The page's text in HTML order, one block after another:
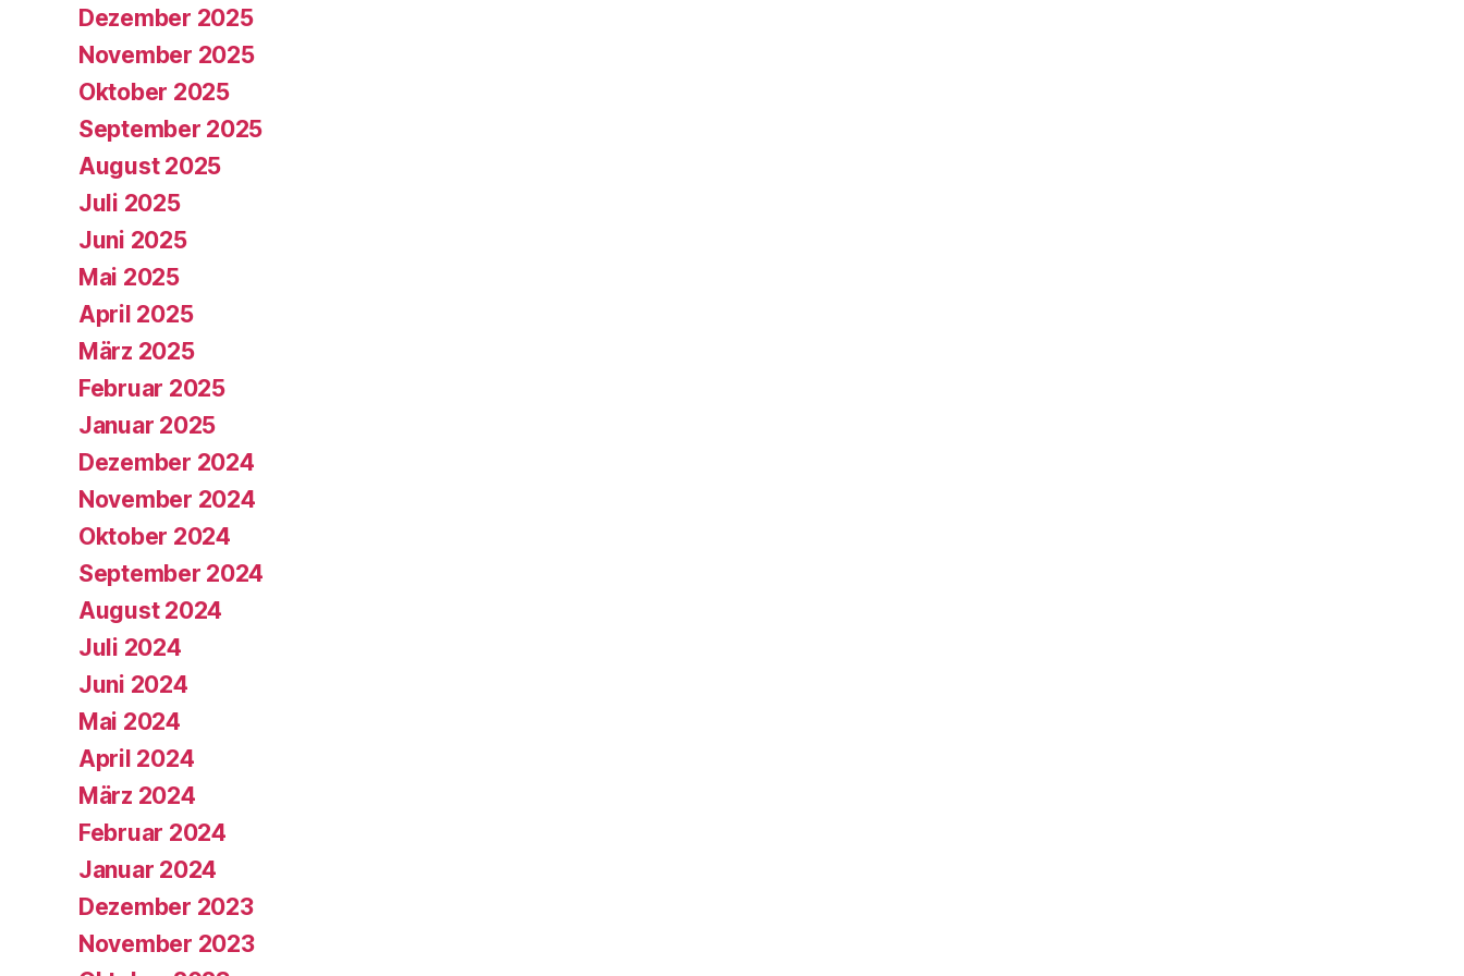
Dezember 2025
November 2025
Oktober 2025
September 2025
August 2025
Juli 2025
Juni 2025
Mai 2025
April 2025
März 2025
Februar 2025
Januar 2025
Dezember 2024
November 2024
Oktober 2024
September 2024
August 2024
Juli 2024
Juni 2024
Mai 2024
April 2024
März 2024
Februar 2024
Januar 2024
Dezember 2023
November 2023